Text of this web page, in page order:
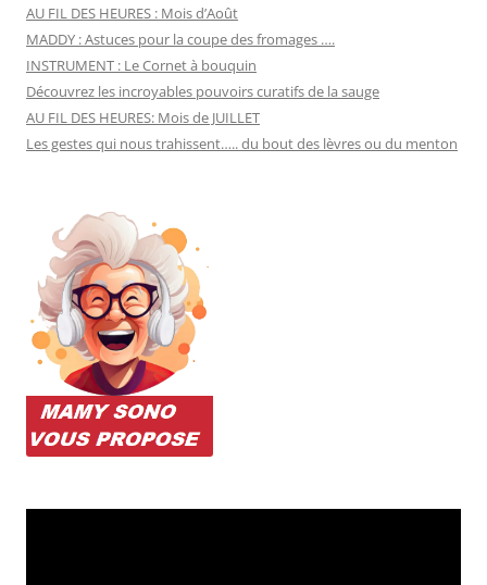
AU FIL DES HEURES : Mois d’Août
MADDY : Astuces pour la coupe des fromages ….
INSTRUMENT : Le Cornet à bouquin
Découvrez les incroyables pouvoirs curatifs de la sauge
AU FIL DES HEURES: Mois de JUILLET
Les gestes qui nous trahissent….. du bout des lèvres ou du menton